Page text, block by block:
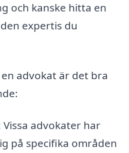
och kanske hitta en
expertis du
advokat är det bra
Vissa advokater har
på specifika områden